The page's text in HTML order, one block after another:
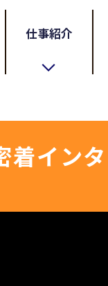
仕事紹介
着イン